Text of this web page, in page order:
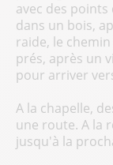
avec des
dans un bois,
raide, le
prés, après un
pour arriver
A la chapelle,
une route. A la
jusqu'à la